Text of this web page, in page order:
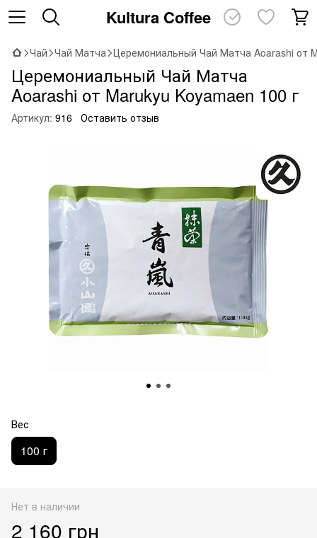
Kultura Coffee
Чай Чай Матча Церемониальный Чай Матча Aoarashi от
Церемониальный Чай Матча
Aoarashi от Marukyu Koyamaen 100 г
Артикул: 916 Оставить отзыв
Вес
100 г
Нет в наличии
2 160 грн